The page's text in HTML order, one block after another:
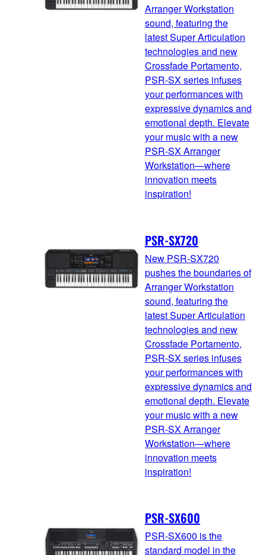
Arranger Workstation
sound, featuring the
latest Super Articulation
technologies and new
Crossfade Portamento,
PSR-SX series infuses
your performances with
expressive dynamics and
emotional depth. Elevate
your music with a new
PSR-SX Arranger
Workstation—where
innovation meets
inspiration!
PSR-SX720
New PSR-SX720
pushes the boundaries of
Arranger Workstation
sound, featuring the
latest Super Articulation
technologies and new
Crossfade Portamento,
PSR-SX series infuses
your performances with
expressive dynamics and
emotional depth. Elevate
your music with a new
PSR-SX Arranger
Workstation—where
innovation meets
inspiration!
PSR-SX600
PSR-SX600 is the
standard model in the